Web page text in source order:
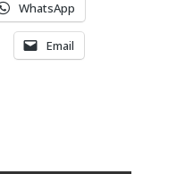
WhatsApp
Email